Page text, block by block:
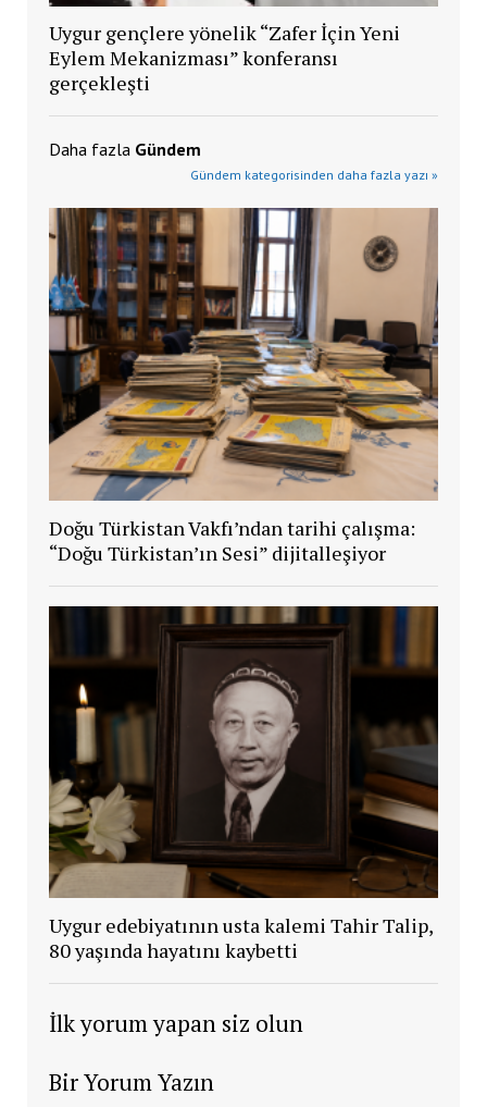
Uygur gençlere yönelik “Zafer İçin Yeni
Eylem Mekanizması” konferansı
gerçekleşti
Daha fazla Gündem
Gündem kategorisinden daha fazla yazı »
Doğu Türkistan Vakfı’ndan tarihi çalışma:
“Doğu Türkistan’ın Sesi” dijitalleşiyor
Uygur edebiyatının usta kalemi Tahir Talip,
80 yaşında hayatını kaybetti
İlk yorum yapan siz olun
Bir Yorum Yazın